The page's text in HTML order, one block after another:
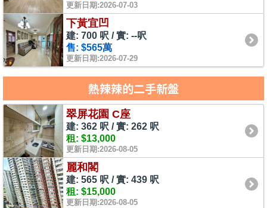
更新日期:2026-07-03
下黃宜凹
建: 700 呎 / 實: --呎
售: $565萬
更新日期:2026-07-29
熱辣辣的二手新盤
翠屏花園 C座
建: 362 呎 / 實: 262 呎
租: $13,000
更新日期:2026-08-05
麗和閣
建: 565 呎 / 實: 439 呎
租: $15,000
更新日期:2026-08-05